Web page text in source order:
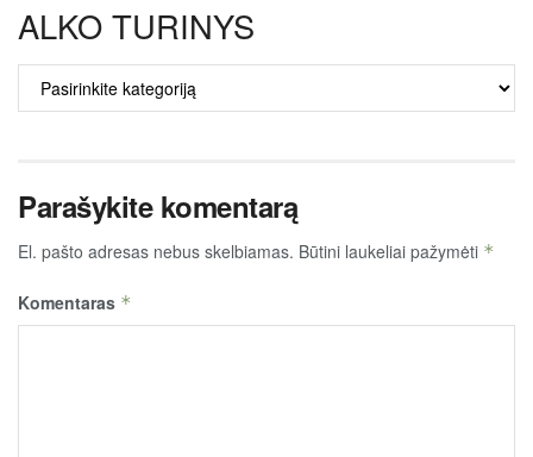
ALKO TURINYS
TURINYS
Parašykite komentarą
El. pašto adresas nebus skelbiamas. Būtini laukeliai pažymėti *
Komentaras *